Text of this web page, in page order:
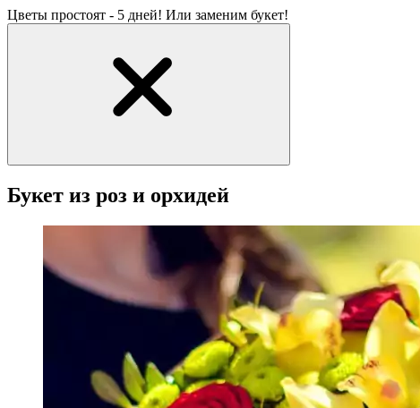
Цветы простоят - 5 дней! Или заменим букет!
Букет из роз и орхидей